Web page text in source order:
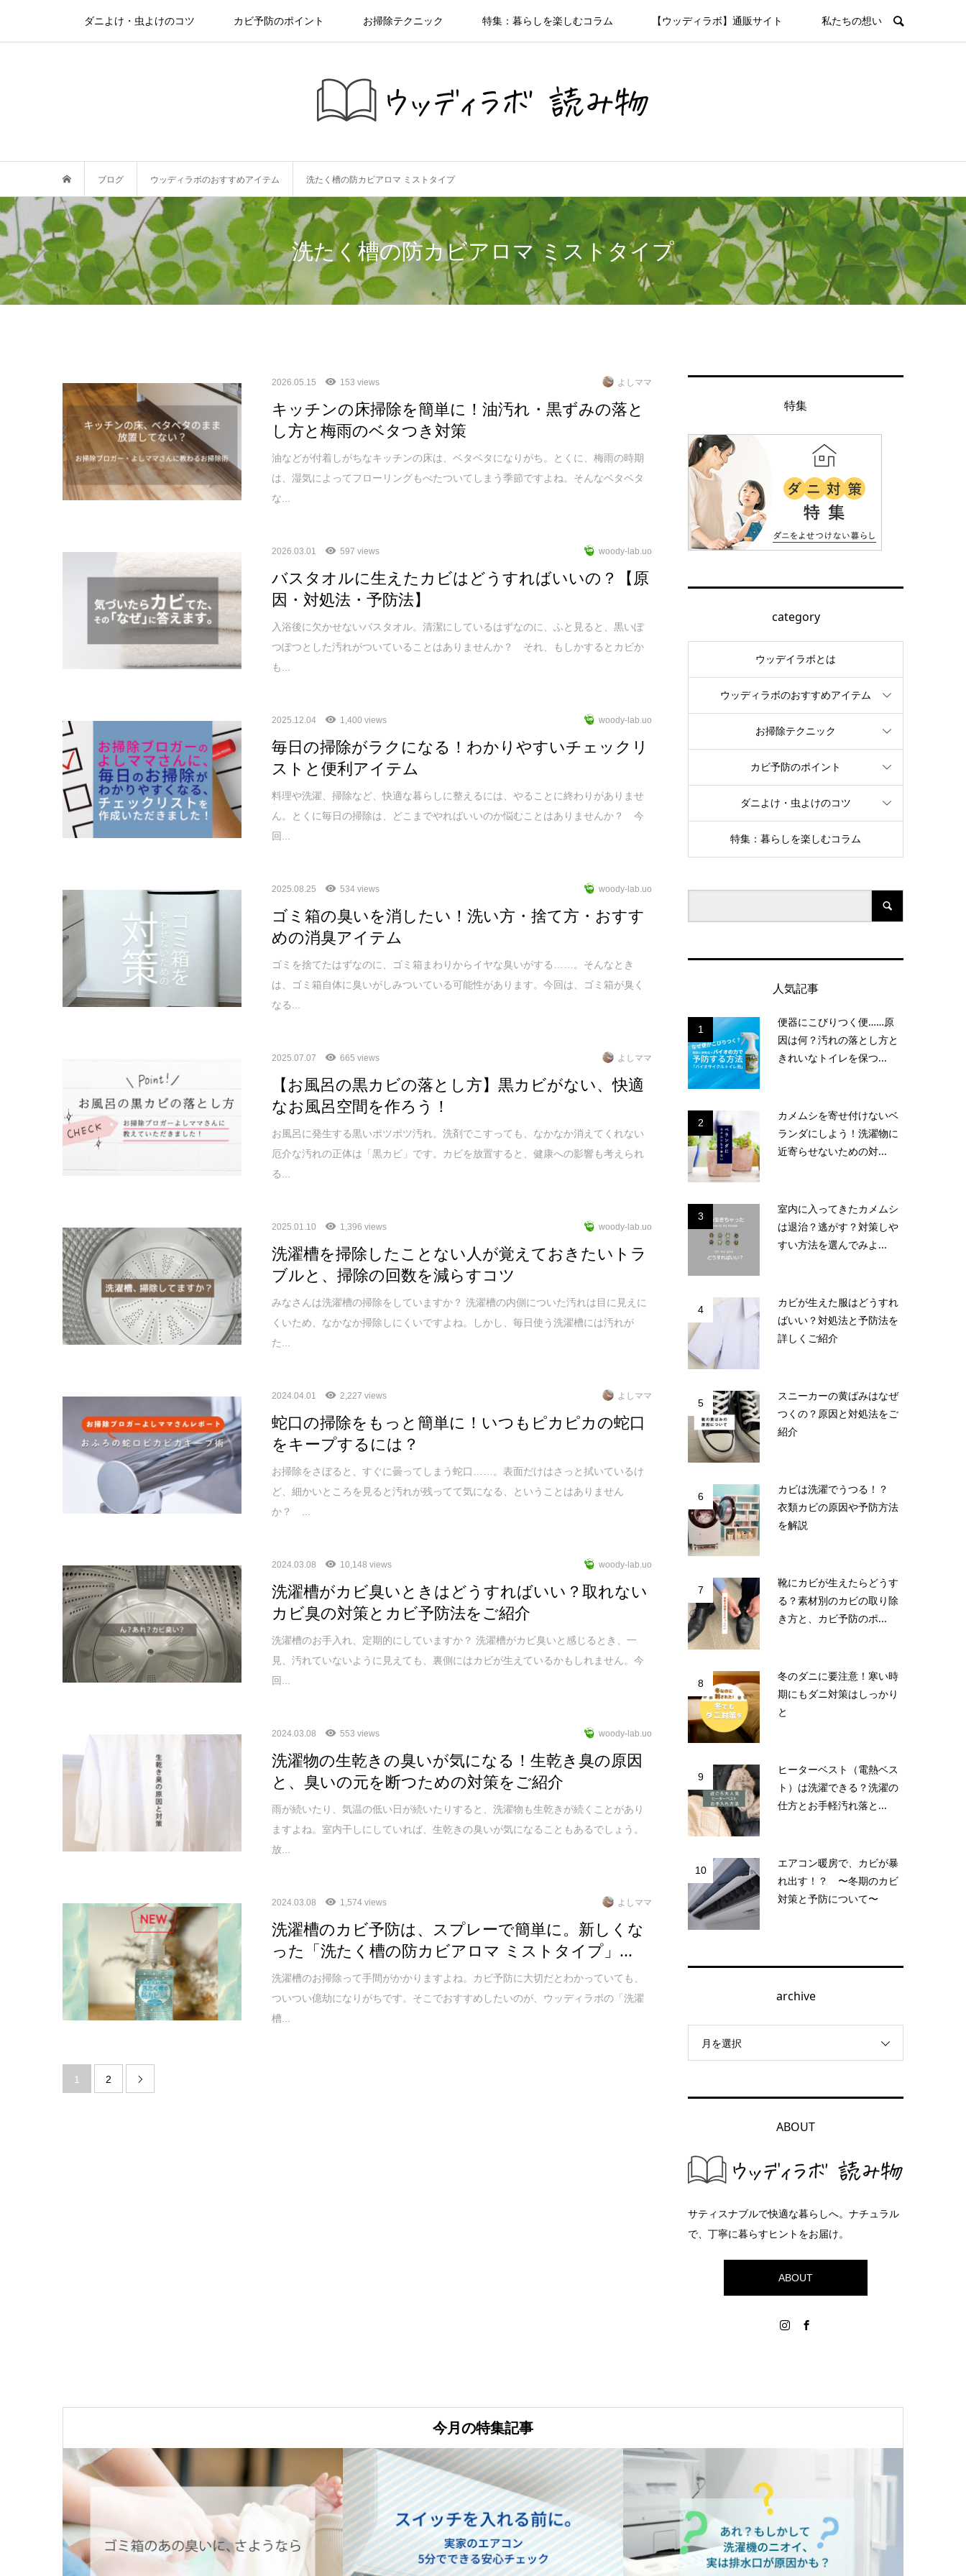
ダニよけ・虫よけのコツ カビ予防のポイント お掃除テクニック 特集：暮らしを楽しむコラム 【ウッディラボ】通販サイト 私たちの想い
ブログ ウッディラボのおすすめアイテム 洗たく槽の防カビアロマ ミストタイプ
洗たく槽の防カビアロマ ミストタイプ
2026.05.15 153 views よしママ
キッチンの床掃除を簡単に！油汚れ・黒ずみの落と
し方と梅雨のベタつき対策
油などが付着しがちなキッチンの床は、ベタベタになりがち。とくに、梅雨の時期
は、湿気によってフローリングもべたついてしまう季節ですよね。そんなベタベタ
な...
2026.03.01 597 views woody-lab.uo
バスタオルに生えたカビはどうすればいいの？【原
因・対処法・予防法】
入浴後に欠かせないバスタオル。清潔にしているはずなのに、ふと見ると、黒いぽ
つぽつとした汚れがついていることはありませんか？ それ、もしかするとカビか
も...
2025.12.04 1,400 views woody-lab.uo
毎日の掃除がラクになる！わかりやすいチェックリ
ストと便利アイテム
料理や洗濯、掃除など、快適な暮らしに整えるには、やることに終わりがありませ
ん。とくに毎日の掃除は、どこまでやればいいのか悩むことはありませんか？ 今
回...
2025.08.25 534 views woody-lab.uo
ゴミ箱の臭いを消したい！洗い方・捨て方・おすす
めの消臭アイテム
ゴミを捨てたはずなのに、ゴミ箱まわりからイヤな臭いがする……。そんなとき
は、ゴミ箱自体に臭いがしみついている可能性があります。今回は、ゴミ箱が臭く
なる...
2025.07.07 665 views よしママ
【お風呂の黒カビの落とし方】黒カビがない、快適
なお風呂空間を作ろう！
お風呂に発生する黒いポツポツ汚れ。洗剤でこすっても、なかなか消えてくれない
厄介な汚れの正体は「黒カビ」です。カビを放置すると、健康への影響も考えられ
る...
2025.01.10 1,396 views woody-lab.uo
洗濯槽を掃除したことない人が覚えておきたいトラ
ブルと、掃除の回数を減らすコツ
みなさんは洗濯槽の掃除をしていますか？ 洗濯槽の内側についた汚れは目に見えに
くいため、なかなか掃除しにくいですよね。しかし、毎日使う洗濯槽には汚れが
た...
2024.04.01 2,227 views よしママ
蛇口の掃除をもっと簡単に！いつもピカピカの蛇口
をキープするには？
お掃除をさぼると、すぐに曇ってしまう蛇口……。表面だけはさっと拭いているけ
ど、細かいところを見ると汚れが残ってて気になる、ということはありません
か？ ...
2024.03.08 10,148 views woody-lab.uo
洗濯槽がカビ臭いときはどうすればいい？取れない
カビ臭の対策とカビ予防法をご紹介
洗濯槽のお手入れ、定期的にしていますか？ 洗濯槽がカビ臭いと感じるとき、一
見、汚れていないように見えても、裏側にはカビが生えているかもしれません。今
回...
2024.03.08 553 views woody-lab.uo
洗濯物の生乾きの臭いが気になる！生乾き臭の原因
と、臭いの元を断つための対策をご紹介
雨が続いたり、気温の低い日が続いたりすると、洗濯物も生乾きが続くことがあり
ますよね。室内干しにしていれば、生乾きの臭いが気になることもあるでしょう。
放...
2024.03.08 1,574 views よしママ
洗濯槽のカビ予防は、スプレーで簡単に。新しくな
った「洗たく槽の防カビアロマ ミストタイプ」...
洗濯槽のお掃除って手間がかかりますよね。カビ予防に大切だとわかっていても、
ついつい億劫になりがちです。そこでおすすめしたいのが、ウッディラボの「洗濯
槽...
1 2 
特集
category
ウッデイラボとは
ウッディラボのおすすめアイテム
お掃除テクニック
カビ予防のポイント
ダニよけ・虫よけのコツ
特集：暮らしを楽しむコラム
人気記事
1
便器にこびりつく便……原
因は何？汚れの落とし方と
きれいなトイレを保つ...
2
カメムシを寄せ付けないベ
ランダにしよう！洗濯物に
近寄らせないための対...
3
室内に入ってきたカメムシ
は退治？逃がす？対策しや
すい方法を選んでみよ...
4
カビが生えた服はどうすれ
ばいい？対処法と予防法を
詳しくご紹介
5
スニーカーの黄ばみはなぜ
つくの？原因と対処法をご
紹介
6
カビは洗濯でうつる！？
衣類カビの原因や予防方法
を解説
7
靴にカビが生えたらどうす
る？素材別のカビの取り除
き方と、カビ予防のポ...
8
冬のダニに要注意！寒い時
期にもダニ対策はしっかり
と
9
ヒーターベスト（電熱ベス
ト）は洗濯できる？洗濯の
仕方とお手軽汚れ落と...
10
エアコン暖房で、カビが暴
れ出す！？ 〜冬期のカビ
対策と予防について〜
archive
月を選択
ABOUT
サティスナブルで快適な暮らしへ。ナチュラル
で、丁寧に暮らすヒントをお届け。
ABOUT
今月の特集記事